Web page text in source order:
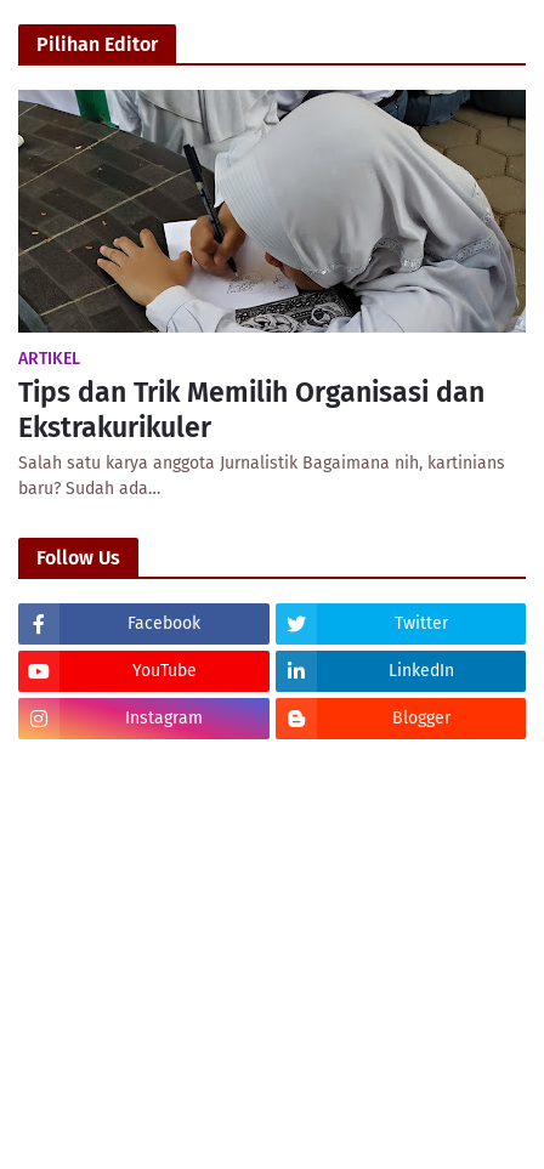
Pilihan Editor
ARTIKEL
Tips dan Trik Memilih Organisasi dan
Ekstrakurikuler
Salah satu karya anggota Jurnalistik Bagaimana nih, kartinians
baru? Sudah ada…
Follow Us
Facebook Twitter
YouTube LinkedIn
Instagram Blogger